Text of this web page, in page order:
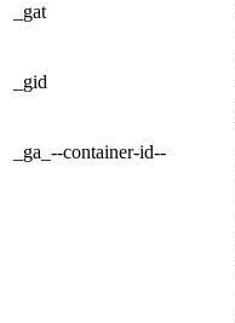
_gat
_gid
_ga_--container-id--